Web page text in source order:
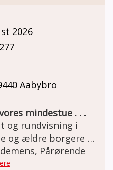
2026
Aabybro
mindestue . . .
og rundvisning i
og ældre borgere .
totalrenoveret og
oplevelsescenter.
Pårørende